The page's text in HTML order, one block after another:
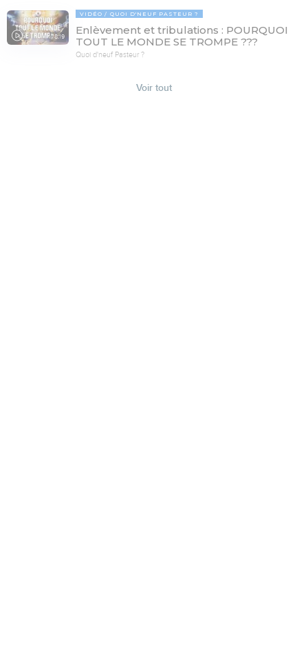
78:19
VIDÉO QUOI D'NEUF PASTEUR ?
Enlèvement et tribulations : POURQUOI
TOUT LE MONDE SE TROMPE ???
Quoi d'neuf Pasteur ?
Voir tout